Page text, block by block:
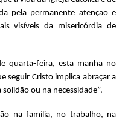
pela permanente atenção e
visíveis da misericórdia de
quarta-feira, esta manhã no
seguir Cristo implica abraçar a
ou na necessidade”.
na família, no trabalho, na